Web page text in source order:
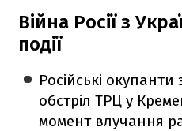
Війна Росії з
події
Російські
обстріл ТРЦ у
момент влучання